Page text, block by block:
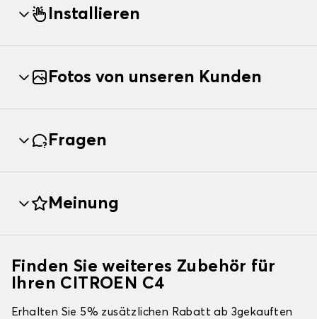
Installieren
Fotos von unseren Kunden
Fragen
Meinung
Finden Sie weiteres Zubehör für
Ihren CITROEN C4
Erhalten Sie 5% zusätzlichen Rabatt ab 3gekauften